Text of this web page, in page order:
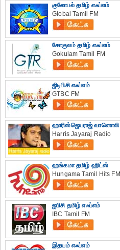
குலோபல் தமிழ் எஃப்எம்
Global Tamil FM
கோகுலம் தமிழ் எஃப்எம்
Gokulam Tamil FM
ஜிடிபிசி எஃப்எம்
GTBC FM
ஹாரிஸ்ஜெயராஜ் வானொலி
Harris Jayaraj Radio
ஹங்கமா தமிழ் ஹிட்ஸ்
Hungama Tamil Hits FM
ஐபிசி தமிழ் எஃப்எம்
IBC Tamil FM
இதயம் எஃப்எம்